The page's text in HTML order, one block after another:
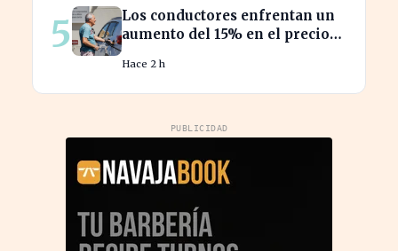
5
Los conductores enfrentan un
aumento del 15% en el precio
Hace 2 h
PUBLICIDAD